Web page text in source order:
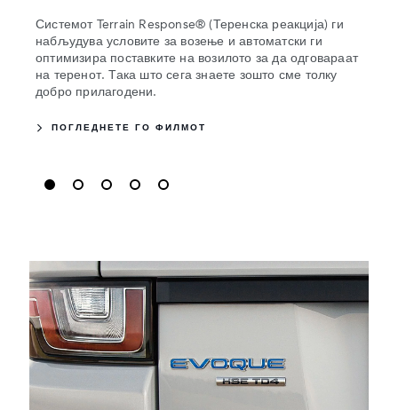
Системот Terrain Response® (Теренска реакција) ги
набљудува условите за возење и автоматски ги
оптимизира поставките на возилото за да одговараат
на теренот. Така што сега знаете зошто сме толку
добро прилагодени.
ПОГЛЕДНЕТЕ ГО ФИЛМОТ